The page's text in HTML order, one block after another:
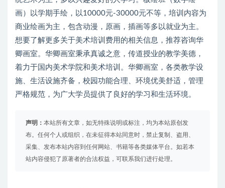
画）以学期手绘，以10000元-30000元不等，培训内容为
商业绘画为主，包含动漫，原画，插画等多以就业为主。
想要了解更多关于美术培训费用的相关信息，推荐咨询华
卿画室。华卿画室秉承真诚之意，传道授业的教学美德，
着力于国内美术学院和美术培训。华卿画室，各类教学设
施、生活设施齐备，校园功能合理、环境优美舒适，管理
严格规范，为广大学员提供了良好的学习和生活环境。
声明： 本站所有文章，如无特殊说明或标注，均为本站原创发
布。任何个人或组织，在未征得本站同意时，禁止复制、盗用、
采集、发布本站内容到任何网站、书籍等各类媒体平台。如若本
站内容侵犯了原著者的合法权益，可联系我们进行处理。